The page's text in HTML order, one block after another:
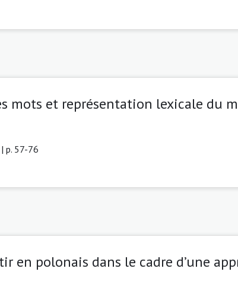
mots et représentation lexicale du
| p. 57-76
en polonais dans le cadre d’une